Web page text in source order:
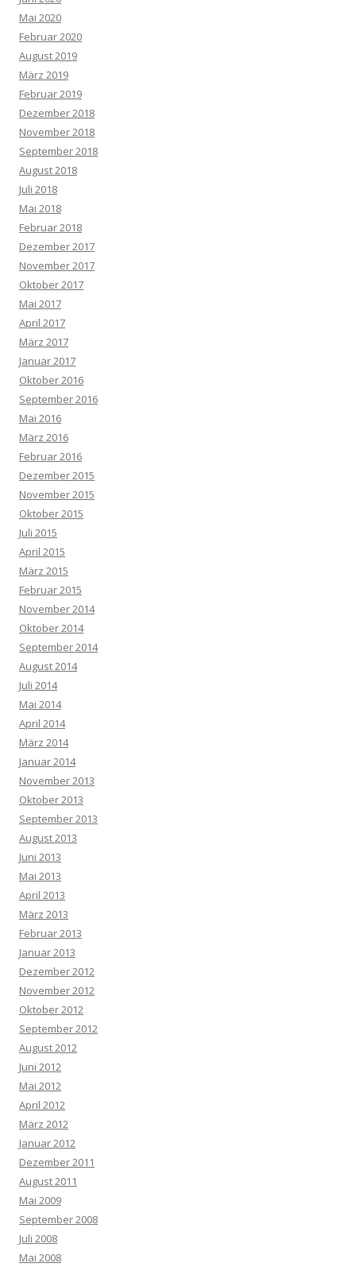
Mai 2020
Februar 2020
August 2019
März 2019
Februar 2019
Dezember 2018
November 2018
September 2018
August 2018
Juli 2018
Mai 2018
Februar 2018
Dezember 2017
November 2017
Oktober 2017
Mai 2017
April 2017
März 2017
Januar 2017
Oktober 2016
September 2016
Mai 2016
März 2016
Februar 2016
Dezember 2015
November 2015
Oktober 2015
Juli 2015
April 2015
März 2015
Februar 2015
November 2014
Oktober 2014
September 2014
August 2014
Juli 2014
Mai 2014
April 2014
März 2014
Januar 2014
November 2013
Oktober 2013
September 2013
August 2013
Juni 2013
Mai 2013
April 2013
März 2013
Februar 2013
Januar 2013
Dezember 2012
November 2012
Oktober 2012
September 2012
August 2012
Juni 2012
Mai 2012
April 2012
März 2012
Januar 2012
Dezember 2011
August 2011
Mai 2009
September 2008
Juli 2008
Mai 2008